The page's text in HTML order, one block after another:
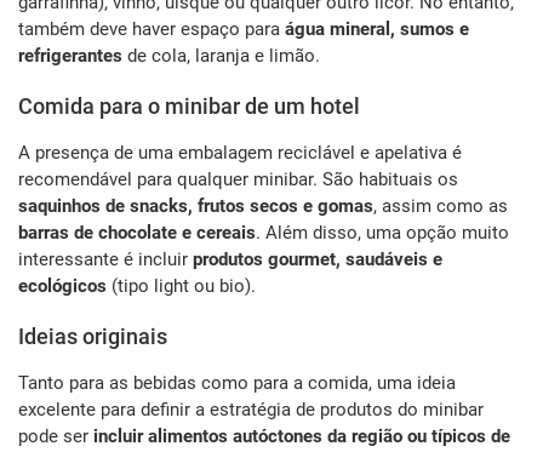
também deve haver espaço para água mineral, sumos e
refrigerantes de cola, laranja e limão.
Comida para o minibar de um hotel
A presença de uma embalagem reciclável e apelativa é
recomendável para qualquer minibar. São habituais os
saquinhos de snacks, frutos secos e gomas, assim como as
barras de chocolate e cereais. Além disso, uma opção muito
interessante é incluir produtos gourmet, saudáveis e
ecológicos (tipo light ou bio).
Ideias originais
Tanto para as bebidas como para a comida, uma ideia
excelente para definir a estratégia de produtos do minibar
pode ser incluir alimentos autóctones da região ou típicos de